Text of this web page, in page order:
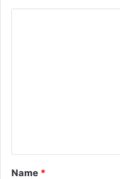
*
Name *